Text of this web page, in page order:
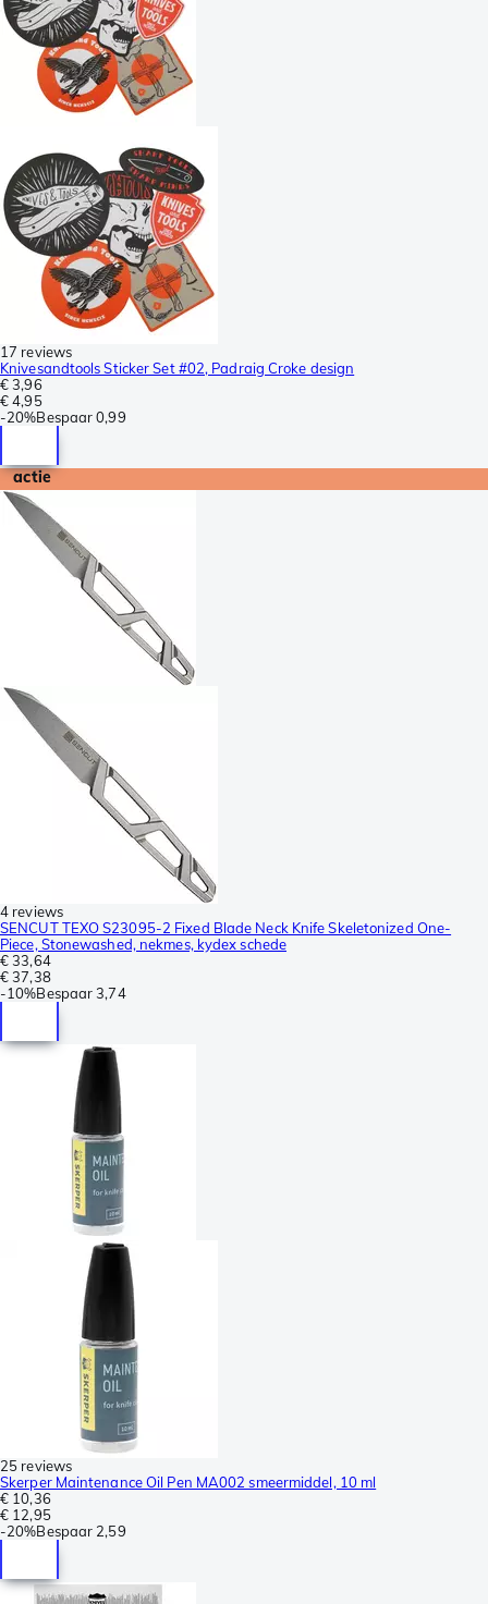
17 reviews
Knivesandtools Sticker Set #02, Padraig Croke design
€ 3,96
€ 4,95
-20%Bespaar 0,99
actie
4 reviews
SENCUT TEXO S23095-2 Fixed Blade Neck Knife Skeletonized One-
Piece, Stonewashed, nekmes, kydex schede
€ 33,64
€ 37,38
-10%Bespaar 3,74
25 reviews
Skerper Maintenance Oil Pen MA002 smeermiddel, 10 ml
€ 10,36
€ 12,95
-20%Bespaar 2,59